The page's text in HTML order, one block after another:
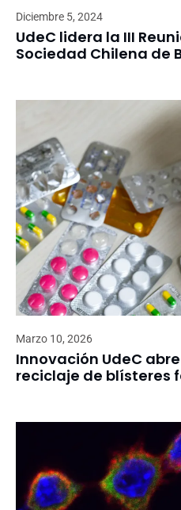
Diciembre 5, 2024
UdeC lidera la III
Sociedad Chilena de
Marzo 10, 2026
Innovación UdeC
reciclaje de blísteres